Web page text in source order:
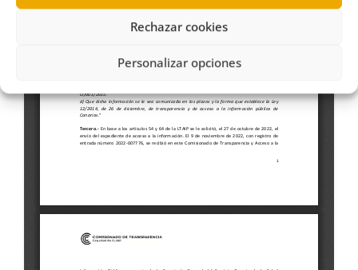
Rechazar cookies
Personalizar opciones